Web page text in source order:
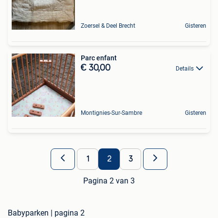
Zoersel & Deel Brecht Gisteren
Parc enfant
€ 30,00 Details
Montignies-Sur-Sambre Gisteren
1 2 3
Pagina 2 van 3
Babyparken | pagina 2